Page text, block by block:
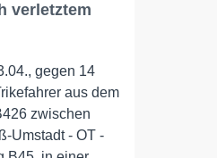
verletztem
gegen 14
aus dem
zwischen
Umstadt - OT -